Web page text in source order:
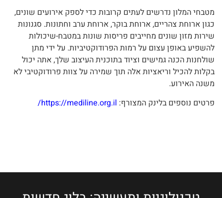
מטבחי המלון נדרשים לעתים קרובות כדי לספק אירועים שונים,
כגון ארוחת צהריים, ארוחת בוקר, ארוחת ערב וחתונות. סגנונות
שירות מזון שונים מחייבים פריסות שונות במטבח-שיכולות
להשפיע באופן עצום על רמות הפרודוקטיביות. על ידי מתן
שולחנות הכנה גמישים וציוד בתוכנית העיצוב שלך, אתה יכול
בקלות להכיל וריאציות אלה תוך שמירה על צוות פרודוקטיבי לא
משנה האירוע.
פרטים נוספים בלינק המצורף: https://mediline.org.il/